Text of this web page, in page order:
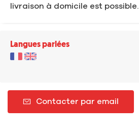
livraison à domicile est possible.
Langues parlées
Contacter par email